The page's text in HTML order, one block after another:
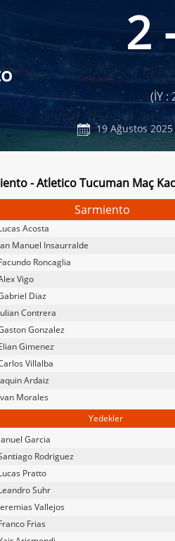
2
(İY :
19 Ağustos 2025
- Atletico Tucuman Maç
Sarmiento
Acosta
Manuel Insaurralde
Roncaglia
Vigo
Diaz
Contrera
Gonzalez
Gimenez
Villalba
Ardaiz
Morales
Yedekler
Garcia
Rodriguez
Pratto
Suhr
Vallejos
Frias